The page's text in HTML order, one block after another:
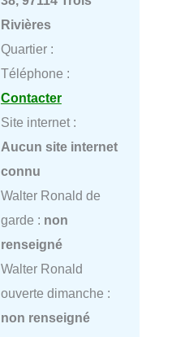
Rivières
Quartier :
Téléphone :
Contacter
Site internet :
Aucun site internet
connu
Walter Ronald de
garde : non
renseigné
Walter Ronald
ouverte dimanche :
non renseigné